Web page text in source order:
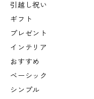
引越し祝い
ギフト
プレゼント
インテリア
おすすめ
ベーシック
シンプル